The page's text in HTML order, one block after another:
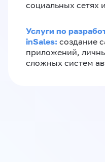
социальных сетях
Услуги по
inSales: создание
приложений,
сложных систем